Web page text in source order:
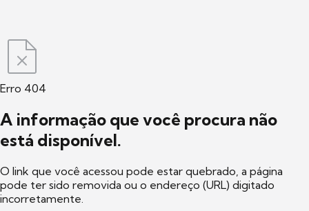
Erro 404
A informação que você procura não
está disponível.
O link que você acessou pode estar quebrado, a página
pode ter sido removida ou o endereço (URL) digitado
incorretamente.